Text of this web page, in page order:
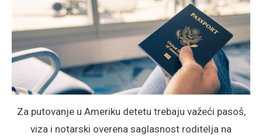
Za putovanje u Ameriku detetu trebaju važeći pasoš,
viza i notarski overena saglasnost roditelja na